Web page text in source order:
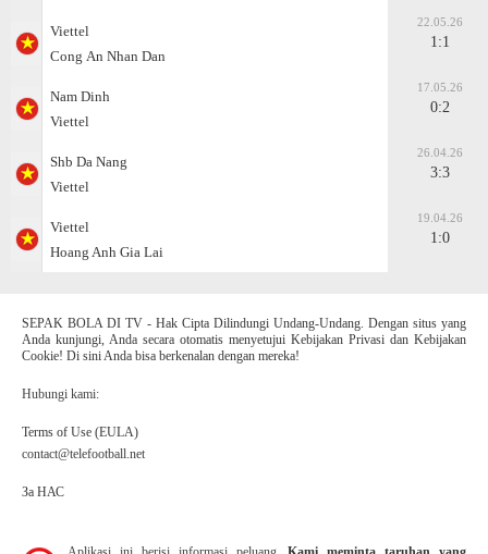
Viettel
Cong Аn Nhan Dan
22.05.26
1:1
Nam Dinh
Viettel
17.05.26
0:2
Shb Da Nang
Viettel
26.04.26
3:3
Viettel
Hoang Anh Gia Lai
19.04.26
1:0
SEPAK BOLA DI TV - Hak Cipta Dilindungi Undang-Undang. Dengan situs yang
Anda kunjungi, Anda secara otomatis menyetujui Kebijakan Privasi dan Kebijakan
Cookie! Di sini Anda bisa berkenalan dengan mereka!
Hubungi kami:
Terms of Use (EULA)
contact@telefootball.net
За НАС